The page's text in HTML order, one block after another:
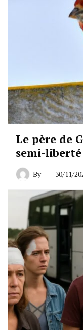
Le père de
semi-
By 30/11/